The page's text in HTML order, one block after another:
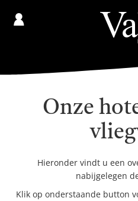
Onze
Hieronder vindt u een
nabijgelegen
Klik op onderstaande button